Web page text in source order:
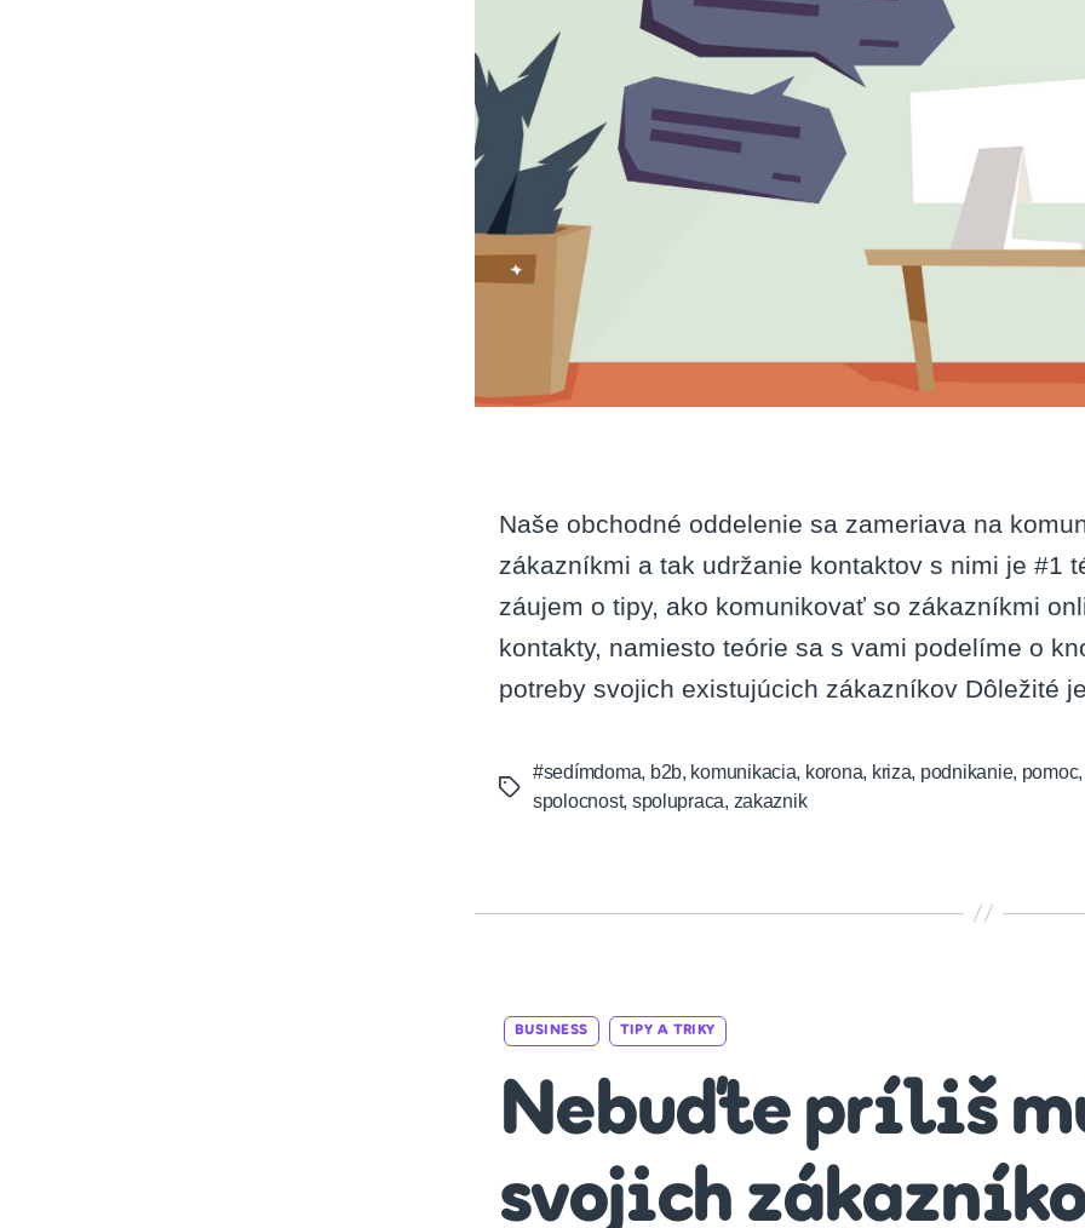
Naše obchodné oddelenie sa zameriava na
zákazníkmi a tak udržanie kontaktov s nimi je #1
záujem o tipy, ako komunikovať so zákazníkmi
kontakty, namiesto teórie sa s vami podelíme o
potreby svojich existujúcich zákazníkov Dôležité
Tags
#sedímdoma, b2b, komunikacia, korona, kriza, podnikanie, pomoc,
spolocnost, spolupraca, zakaznik
BUSINESS TIPY A TRIKY
Nebuďte príliš
svojich